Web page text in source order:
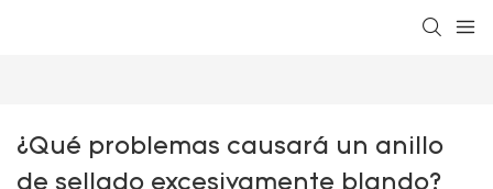
¿Qué problemas causará un anillo